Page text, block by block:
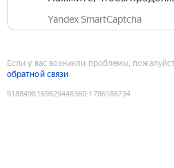
Yandex SmartCaptcha
Если у вас возникли проблемы,
обратной связи
9188498169829448360:1786186734